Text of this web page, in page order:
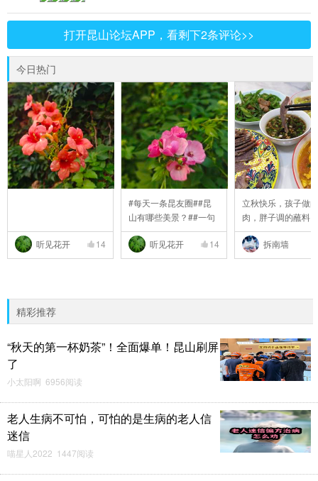
打开昆山论坛APP，看剩下2条评论>>
今日热门
听见花开 14
#每天一条昆友圈##昆
山有哪些美景？##一句
..
听见花开
14
立秋快乐，孩子做
肉，胖子调的蘸料
..
拆南墙
精彩推荐
“秋天的第一杯奶茶”！全面爆单！昆山刷屏
了
小太阳啊 6956阅读
老人生病不可怕，可怕的是生病的老人信
迷信
喵星人2022 1447阅读